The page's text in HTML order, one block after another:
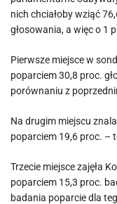
nich chciałoby wziąć
głosowania, a więc o 1
Pierwsze miejsce w
poparciem 30,8 proc.
porównaniu z
Na drugim miejscu
poparciem 19,6 proc. –
Trzecie miejsce zajęła
poparciem 15,3 proc.
badania poparcie dla